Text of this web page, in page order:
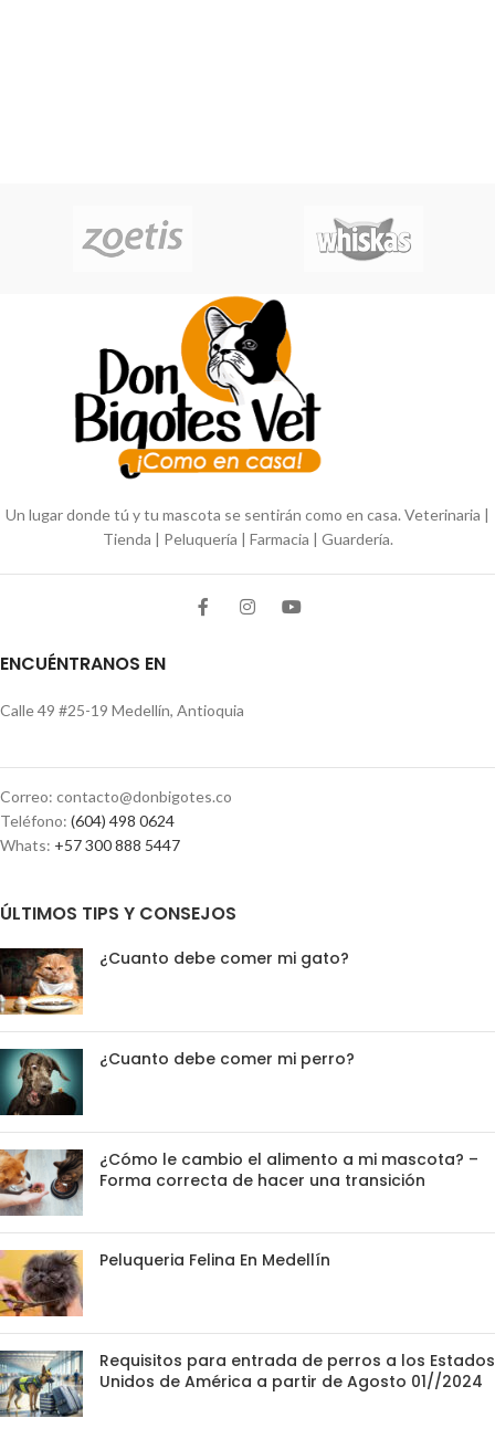
Un lugar donde tú y tu mascota se sentirán como en casa. Veterinaria |
Tienda | Peluquería | Farmacia | Guardería.
ENCUÉNTRANOS EN
Calle 49 #25-19 Medellín, Antioquia
Correo: contacto@donbigotes.co
Teléfono: (604) 498 0624
Whats: +57 300 888 5447
ÚLTIMOS TIPS Y CONSEJOS
¿Cuanto debe comer mi gato?
¿Cuanto debe comer mi perro?
¿Cómo le cambio el alimento a mi mascota? –
Forma correcta de hacer una transición
Peluqueria Felina En Medellín
Requisitos para entrada de perros a los Estados
Unidos de América a partir de Agosto 01//2024